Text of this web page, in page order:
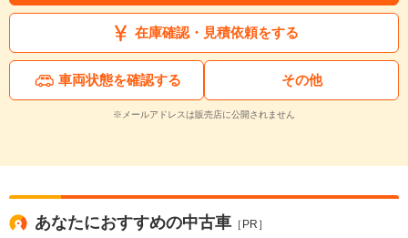
在庫確認・見積依頼をする
車両状態を確認する その他
※メールアドレスは販売店に公開されません
あなたにおすすめの中古車 ［PR］